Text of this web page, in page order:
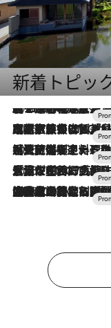
新着トピッ
2026.8.7
【トンボの足水浴】ヒノキの香りに包まれて涼感マックス！約13℃の湧水かけ流しを避暑地「星野温泉 トンボの湯」で体験
2026.7.31
【ホテル帰省】という選択肢をOMOが提案。家族とほどよい距離を保つには「昼は実家、夜は気兼ねなくホテルで！」
2026.7.24
【夏限定ディナーコース】旬を迎える稚鮎や花ズッキーニなどをイタリア・トスカーナの郷土料理の手法で満喫！
2026.7.17
「土佐和ハーブかき氷」がOMO7高知に登場！生姜、山椒、大葉など目にも舌にも涼を呼ぶ郷土
2026.7.10
NEW OPEN！【界 草津】名湯の地に誕生。趣の異なる2種の温泉と上州ならではの会席・蕎麦割烹など美食を味わう究極の癒やし旅